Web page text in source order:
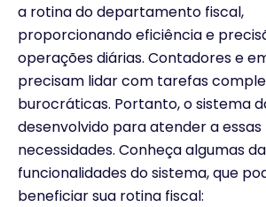
a rotina do departamento fiscal,
proporcionando eficiência e
operações diárias. Contadores e
precisam lidar com tarefas
burocráticas. Portanto, o sistema
desenvolvido para atender a essas
necessidades. Conheça algumas
funcionalidades do sistema, que
beneficiar sua rotina fiscal: